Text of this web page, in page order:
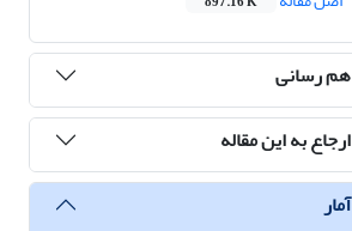
هم رسانی
ارجاع به این مقاله
آمار